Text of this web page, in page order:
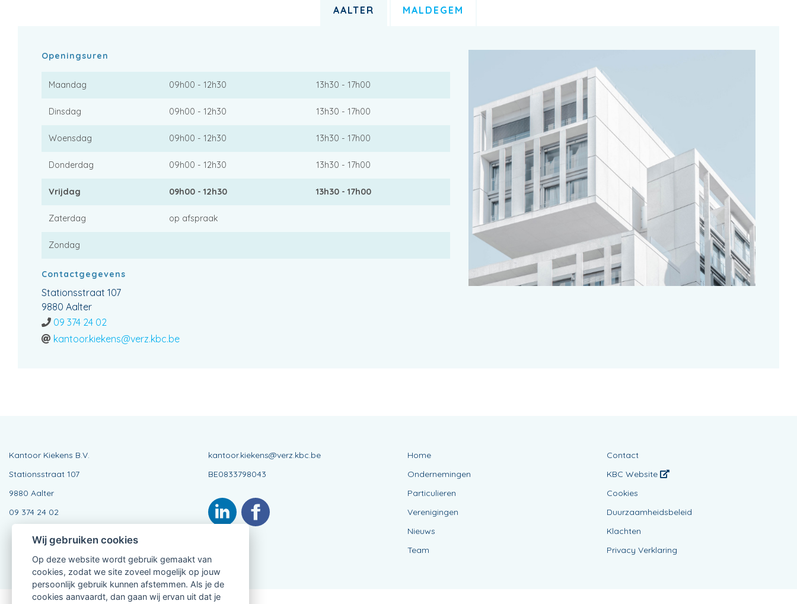
AALTER MALDEGEM
Openingsuren
Maandag 09h00 - 12h30 13h30 - 17h00
Dinsdag 09h00 - 12h30 13h30 - 17h00
Woensdag 09h00 - 12h30 13h30 - 17h00
Donderdag 09h00 - 12h30 13h30 - 17h00
Vrijdag 09h00 - 12h30 13h30 - 17h00
Zaterdag op afspraak
Zondag
Contactgegevens
Stationsstraat 107
9880 Aalter
09 374 24 02
kantoor.kiekens@verz.kbc.be
Kantoor Kiekens B.V.
Stationsstraat 107
9880 Aalter
09 374 24 02
kantoor.kiekens@verz.kbc.be
BE0833798043
Home
Ondernemingen
Particulieren
Verenigingen
Nieuws
Team
Contact
KBC Website
Cookies
Duurzaamheidsbeleid
Klachten
Privacy Verklaring
Wij gebruiken cookies
Op deze website wordt gebruik gemaakt van
cookies, zodat we site zoveel mogelijk op jouw
persoonlijk gebruik kunnen afstemmen. Als je de
cookies aanvaardt, dan gaan wij ervan uit dat je